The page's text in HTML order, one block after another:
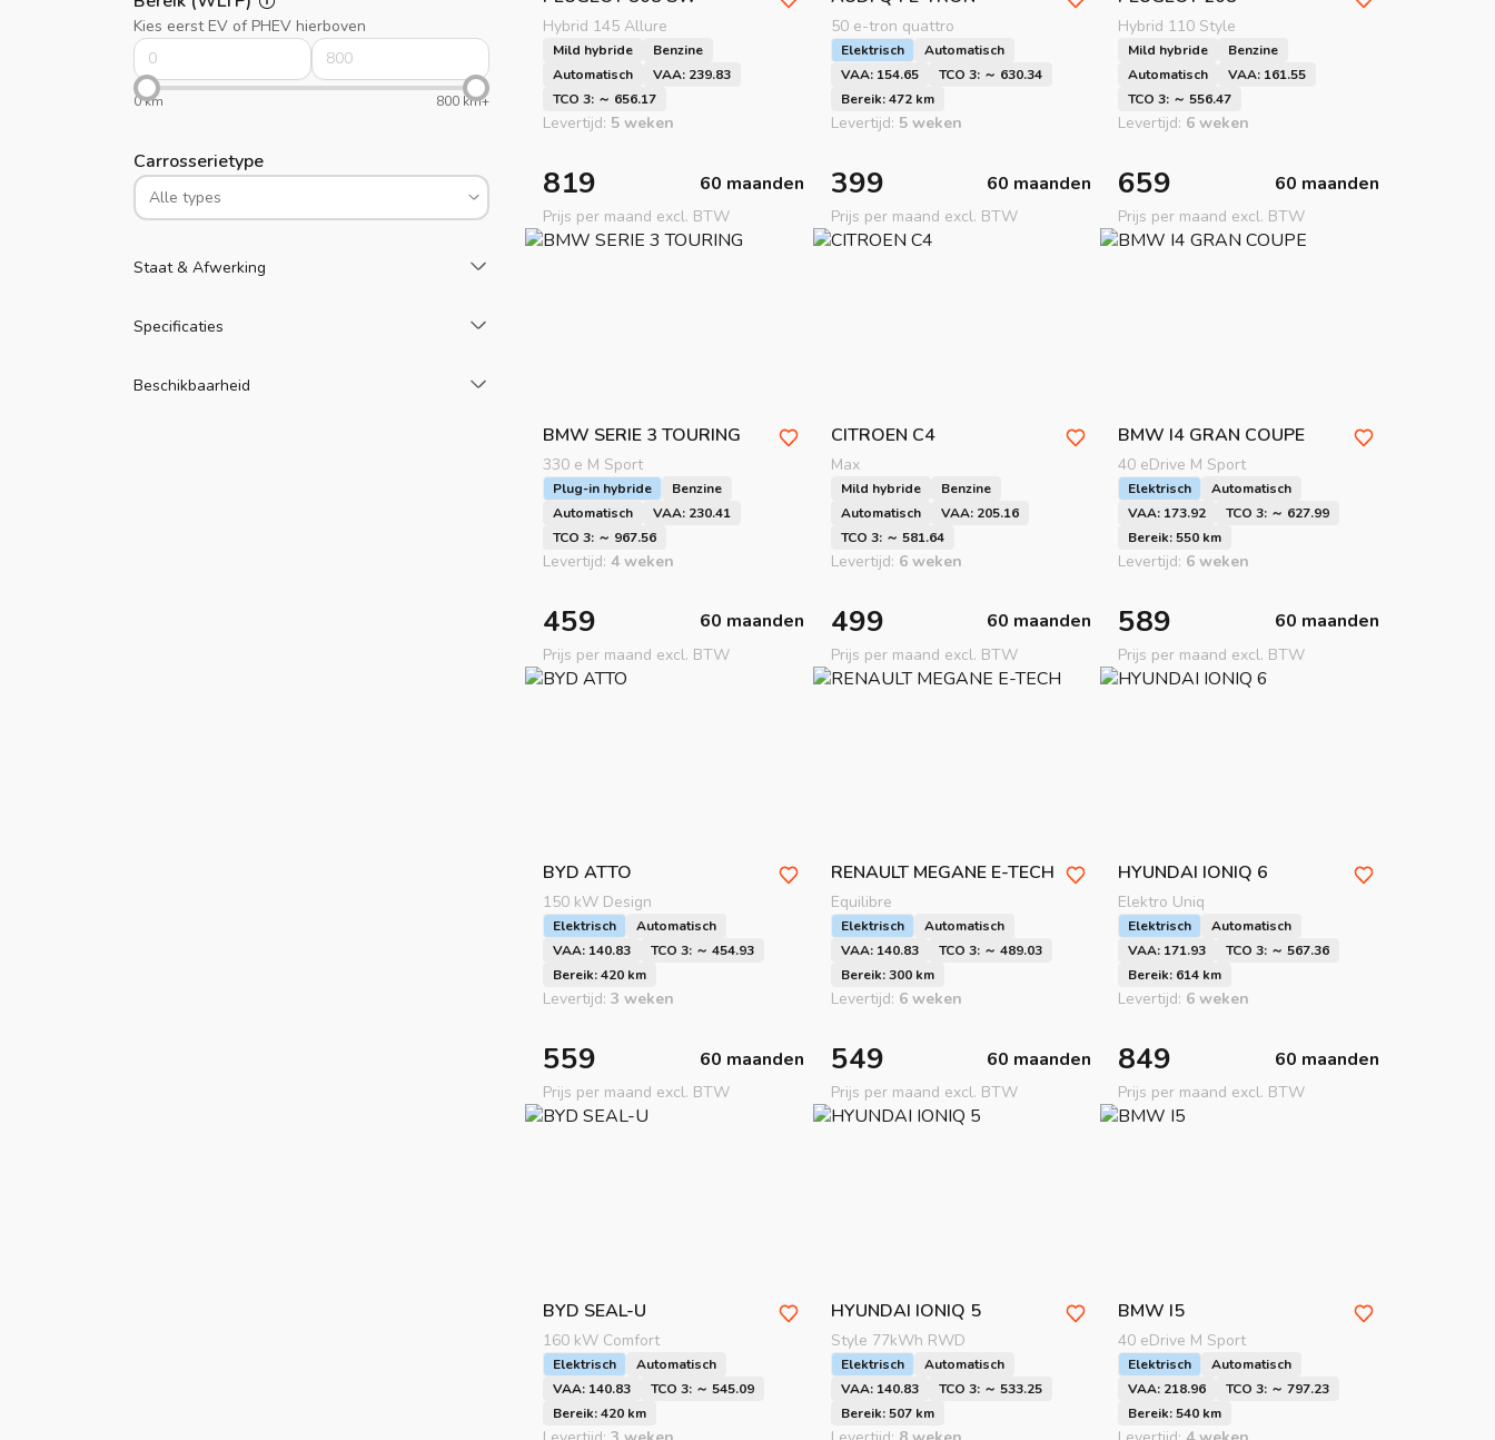
Kies eerst EV of PHEV hierboven
0 km 800 km+
Carrosserietype
Staat & Afwerking
Specificaties
Beschikbaarheid
Hybrid 145 Allure
Mild hybride
Benzine
Automatisch
VAA: 239.83
TCO 3: ～ 656.17
Levertijd: 5 weken
50 e-tron quattro
Elektrisch
Automatisch
VAA: 154.65
TCO 3: ～ 630.34
Bereik: 472 km
Levertijd: 5 weken
Hybrid 110 Style
Mild hybride
Benzine
Automatisch
VAA: 161.55
TCO 3: ～ 556.47
Levertijd: 6 weken
819 60 maanden
Prijs per maand excl. BTW
BMW SERIE 3 TOURING
330 e M Sport
Plug-in hybride
Benzine
Automatisch
VAA: 230.41
TCO 3: ～ 967.56
Levertijd: 4 weken
399 60 maanden
Prijs per maand excl. BTW
CITROEN C4
Max
Mild hybride
Benzine
Automatisch
VAA: 205.16
TCO 3: ～ 581.64
Levertijd: 6 weken
659 60 maanden
Prijs per maand excl. BTW
BMW I4 GRAN COUPE
40 eDrive M Sport
Elektrisch
Automatisch
VAA: 173.92
TCO 3: ～ 627.99
Bereik: 550 km
Levertijd: 6 weken
459 60 maanden
Prijs per maand excl. BTW
BYD ATTO
150 kW Design
Elektrisch
Automatisch
VAA: 140.83
TCO 3: ～ 454.93
Bereik: 420 km
Levertijd: 3 weken
499 60 maanden
Prijs per maand excl. BTW
RENAULT MEGANE E-TECH
Equilibre
Elektrisch
Automatisch
VAA: 140.83
TCO 3: ～ 489.03
Bereik: 300 km
Levertijd: 6 weken
589 60 maanden
Prijs per maand excl. BTW
HYUNDAI IONIQ 6
Elektro Uniq
Elektrisch
Automatisch
VAA: 171.93
TCO 3: ～ 567.36
Bereik: 614 km
Levertijd: 6 weken
559 60 maanden
Prijs per maand excl. BTW
BYD SEAL-U
160 kW Comfort
Elektrisch
Automatisch
VAA: 140.83
TCO 3: ～ 545.09
Bereik: 420 km
549 60 maanden
Prijs per maand excl. BTW
HYUNDAI IONIQ 5
Style 77kWh RWD
Elektrisch
Automatisch
VAA: 140.83
TCO 3: ～ 533.25
Bereik: 507 km
849 60 maanden
Prijs per maand excl. BTW
BMW I5
40 eDrive M Sport
Elektrisch
Automatisch
VAA: 218.96
TCO 3: ～ 797.23
Bereik: 540 km